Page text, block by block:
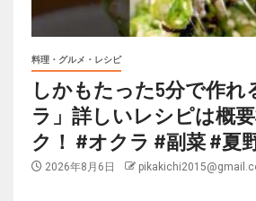
料理・グルメ・レシピ
しかもたった5分で作れ
ラ」詳しいレシピは概
ク！ #オクラ #副菜 #夏
2026年8月6日